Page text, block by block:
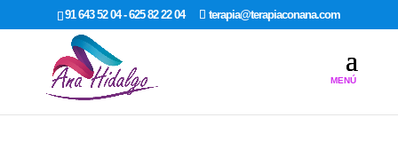
google-site-verification: google7dcda757e565a307.html
91 643 52 04 - 625 82 22 04 terapia@terapiaconana.com